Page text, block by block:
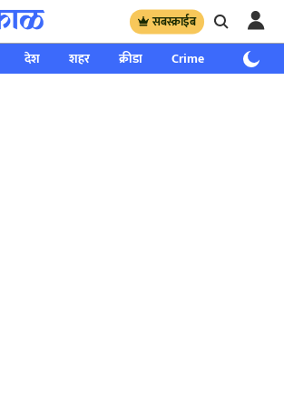
सबस्क्राईब
देश शहर क्रीडा Crime साप्ताहिक